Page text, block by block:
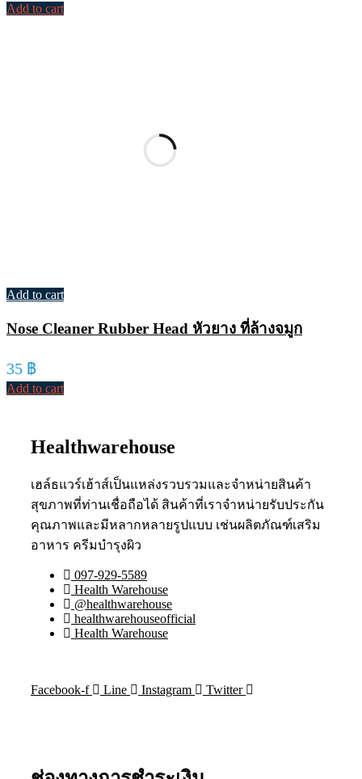
Add to cart
Add to cart
Nose Cleaner Rubber Head หัวยาง ที่ล้างจมูก
35 ฿
Add to cart
Healthwarehouse
เฮล์ธแวร์เฮ้าส์เป็นแหล่งรวบรวมและจำหน่ายสินค้า
สุขภาพที่ท่านเชื่อถือได้ สินค้าที่เราจำหน่ายรับประกัน
คุณภาพและมีหลากหลายรูปแบบ เช่นผลิตภัณฑ์เสริม
อาหาร ครีมบำรุงผิว
097-929-5589
Health Warehouse
@healthwarehouse
healthwarehouseofficial
Health Warehouse
Facebook-f Line Instagram Twitter